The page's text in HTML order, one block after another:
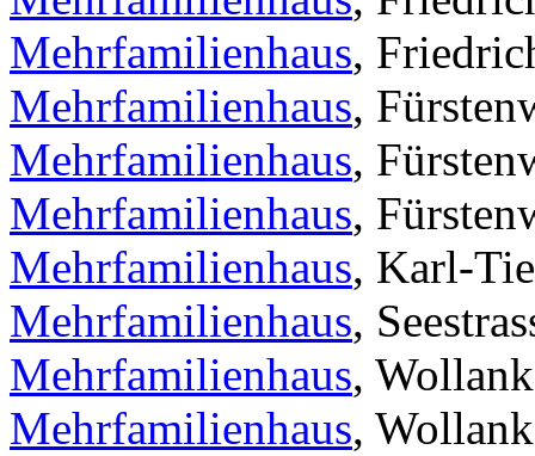
Mehrfamilienhaus,
Mehrfamilienhaus,
Mehrfamilienhaus,
Mehrfamilienhaus,
Mehrfamilienhaus, Karl-
Mehrfamilienhaus,
Mehrfamilienhaus,
Mehrfamilienhaus,